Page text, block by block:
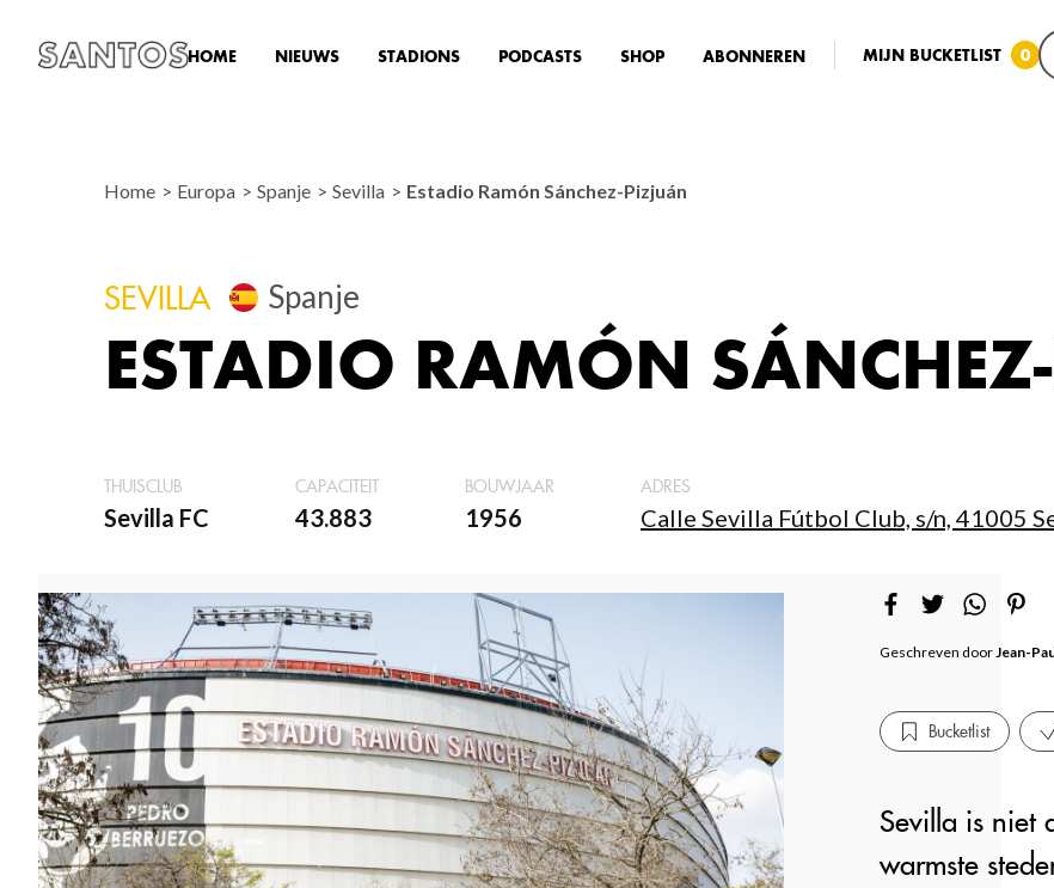
HOME NIEUWS STADIONS PODCASTS SHOP ABONNEREN MIJN BUCKETLIST 0
Home Europa Spanje Sevilla Estadio Ramón Sánchez-Pizjuán
SEVILLA Spanje
ESTADIO RAMÓN
THUISCLUB
Sevilla FC
CAPACITEIT
43.883
BOUWJAAR
1956
ADRES
Calle Sevilla Fútbol Club, s/n, 41005
Geschreven doorJean-
Bucketlist
Sevilla is niet
warmste